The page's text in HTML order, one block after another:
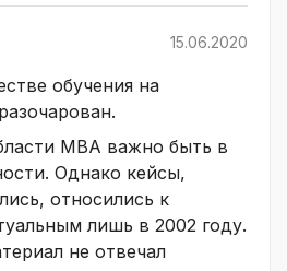
15.06.2020
обучения на
МВА важно быть в
Однако кейсы,
относились к
лишь в 2002 году.
не отвечал